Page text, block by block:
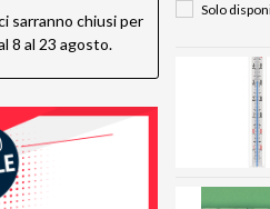
Solo
sarranno chiusi per
8 al 23 agosto.